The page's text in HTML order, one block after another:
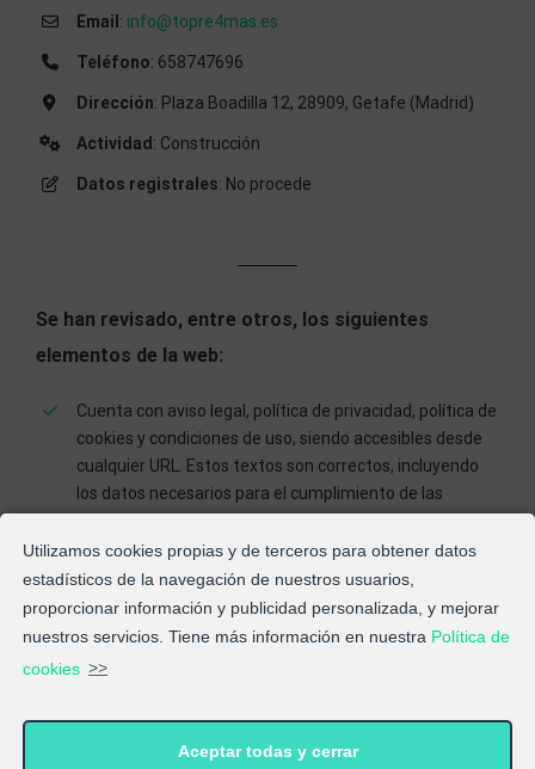
Utilizamos cookies propias y de terceros para obtener datos
estadísticos de la navegación de nuestros usuarios,
proporcionar información y publicidad personalizada, y mejorar
nuestros servicios. Tiene más información en nuestra Política de
cookies >>
Aceptar todas y cerrar
Email : info@topre4mas.es
Teléfono: 658747696
Dirección: Plaza Boadilla 12, 28909, Getafe (Madrid)
Actividad : Construcción
Datos registrales: No procede
Se han revisado, entre otros, los siguientes
elementos de la web:
Cuenta con aviso legal, política de privacidad, política de
cookies y condiciones de uso, siendo accesibles desde
cualquier URL. Estos textos son correctos, incluyendo
los datos necesarios para el cumplimiento de las
Los formularios de contacto/registro contienen una
primera capa informativa con la información legal
mínima. Contienen, además, una casilla de aceptación
de finalidades NO premarcada.